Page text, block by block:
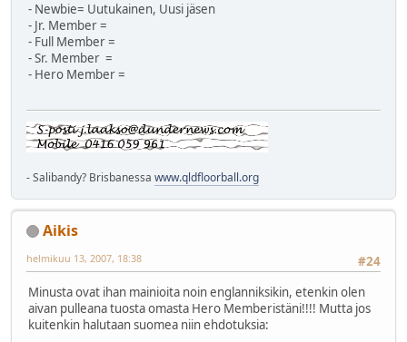
- Newbie= Uutukainen, Uusi jäsen
- Jr. Member =
- Full Member =
- Sr. Member =
- Hero Member =
- Salibandy? Brisbanessa www.qldfloorball.org
Aikis
#24
helmikuu 13, 2007, 18:38
Minusta ovat ihan mainioita noin englanniksikin, etenkin olen
aivan pulleana tuosta omasta Hero Memberistäni!!!! Mutta jos
kuitenkin halutaan suomea niin ehdotuksia: